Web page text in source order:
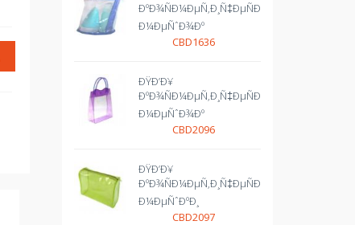
ÐºÐ¾ÑÐ¼ÐµÑ‚Ð¸Ñ‡ÐµÑÐºÐ¸Ð¹
Ð¼ÐµÑˆÐ¾Ðº
CBD1636
ÐŸÐ’Ð¥
ÐºÐ¾ÑÐ¼ÐµÑ‚Ð¸Ñ‡ÐµÑÐºÐ¸Ð¹
Ð¼ÐµÑˆÐ¾Ðº
CBD2096
ÐŸÐ’Ð¥
ÐºÐ¾ÑÐ¼ÐµÑ‚Ð¸Ñ‡ÐµÑÐºÐ¸Ðµ
Ð¼ÐµÑˆÐºÐ¸
CBD2097